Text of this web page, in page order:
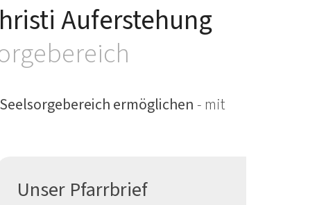
Auferstehung
ermöglichen - mit
Unser Pfarrbrief